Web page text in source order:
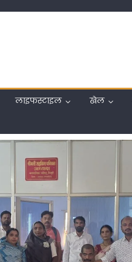
लाइफस्टाइल खेल